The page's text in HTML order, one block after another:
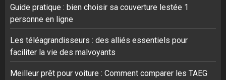
Guide pratique : bien choisir sa couverture lestée 1
personne en ligne
Les téléagrandisseurs : des alliés essentiels pour
faciliter la vie des malvoyants
Meilleur prêt pour voiture : Comment comparer les TAEG